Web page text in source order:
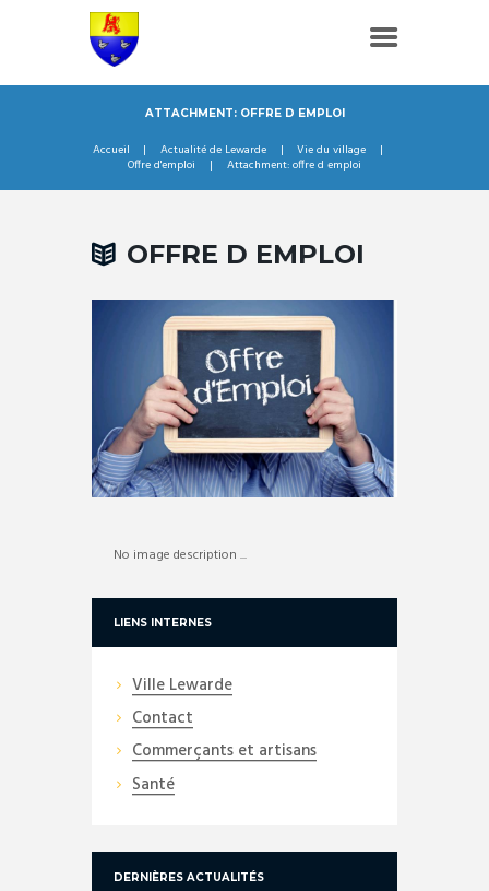
ATTACHMENT: OFFRE D EMPLOI
Accueil Actualité de Lewarde
Vie du village
Offre d'emploi
Attachment: offre d emploi
OFFRE D EMPLOI
No image description ...
LIENS INTERNES
Ville Lewarde
Contact
Commerçants et artisans
Santé
DERNIÈRES ACTUALITÉS